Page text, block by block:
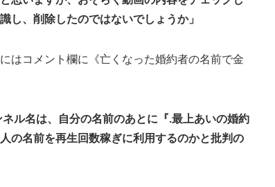
し、削除したのではないでしょうか」
コメント欄に《亡くなった婚約者の名前で金
ル名は、自分の名前のあとに『.最上あいの婚約
の名前を再生回数稼ぎに利用するのかと批判の